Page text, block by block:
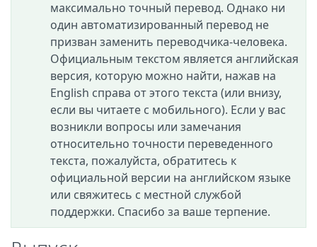
максимально точный перевод. Однако ни
один автоматизированный перевод не
призван заменить переводчика-человека.
Официальным текстом является английская
версия, которую можно найти, нажав на
English справа от этого текста (или внизу,
если вы читаете с мобильного). Если у вас
возникли вопросы или замечания
относительно точности переведенного
текста, пожалуйста, обратитесь к
официальной версии на английском языке
или свяжитесь с местной службой
поддержки. Спасибо за ваше терпение.